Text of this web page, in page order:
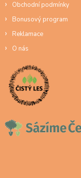
Obchodní podmínky
Bonusový program
Reklamace
O nás